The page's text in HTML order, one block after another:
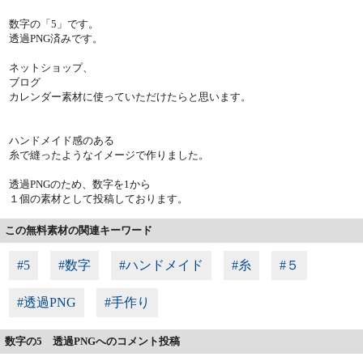
数字の「5」です。
透過PNG済みです。
ネットショップ、
ブログ
カレンダー素材に使っていただけたらと思います。
ハンドメイド感のある
糸で縫ったようなイメージで作りました。
透過PNGのため、数字を1から
１個の素材として投稿しております。
この無料素材の関連キーワード
#5 #数字 #ハンドメイド #糸 #５
#透過PNG #手作り
数字の5 透過PNGへのコメント投稿